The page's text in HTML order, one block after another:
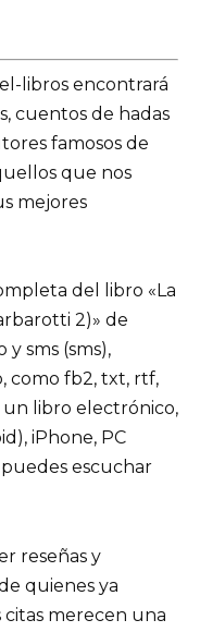
libros encontrará
cuentos de hadas
famosos de
que nos
mejores
del libro «La
2)» de
y sms (sms),
como fb2, txt, rtf,
libro electrónico,
iPhone, PC
escuchar
reseñas y
quienes ya
citas merecen una